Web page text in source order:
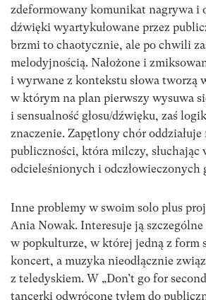
zdeformowany komunikat nagrywa i
dźwięki wyartykułowane przez
brzmi to chaotycznie, ale po chwili
melodyjnością. Nałożone i
i wyrwane z kontekstu słowa tworzą
w którym na plan pierwszy wysuwa
i sensualność głosu/dźwięku, zaś
znaczenie. Zapętlony chór oddziałuje
publiczności, która milczy, słuchając
odcieleśnionych i odczłowieczonych
Inne problemy w swoim solo plus
Ania Nowak. Interesuje ją
w popkulturze, w której jedną z form
koncert, a muzyka nieodłącznie
z teledyskiem. W „Don’t go for
tancerki odwrócone tyłem do